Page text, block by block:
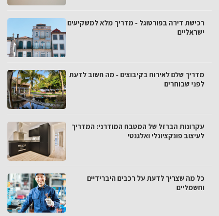
רכישת דירה בפורטוגל - מדריך מלא למשקיעים
ישראליים
מדריך שלם לאירוח בקיבוצים - מה חשוב לדעת
לפני שבוחרים
עקרונות הברזל של המטבח המודרני: המדריך
לעיצוב פונקציונלי ואלגנטי
כל מה שצריך לדעת על רכבים היברידיים
וחשמליים